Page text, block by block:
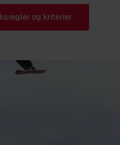
og kriterier